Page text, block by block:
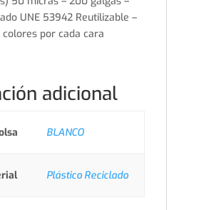
UNE 53942 Reutilizable –
colores por cada cara
adicional
BLANCO
Plástico Reciclado